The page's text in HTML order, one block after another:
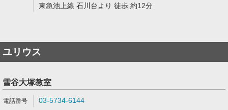
東急池上線 石川台より 徒歩 約12分
ユリウス
雪谷大塚教室
03-5734-6144